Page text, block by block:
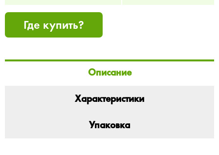
Где купить?
Описание
Характеристики
Упаковка